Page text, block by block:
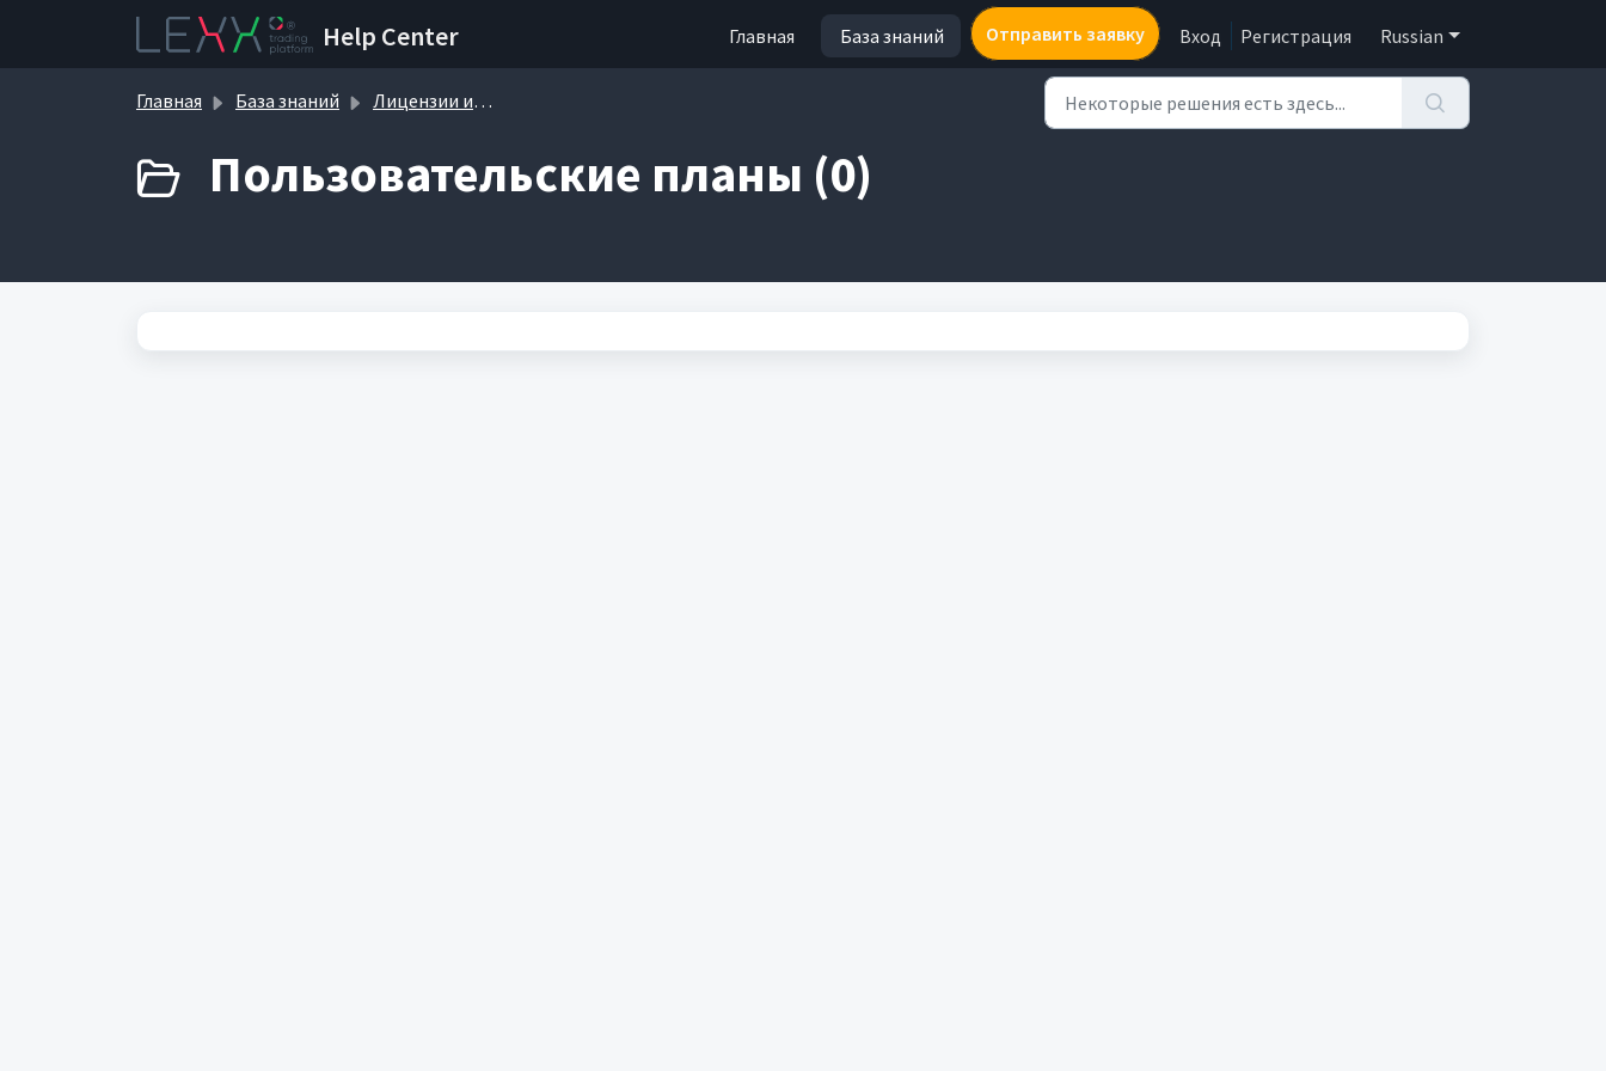
Переход к главному содержимому
Help Center Главная База знаний Отправить заявку Вход Регистрация Russian
Главная База знаний Лицензии и расширения
Пользовательские планы (0)